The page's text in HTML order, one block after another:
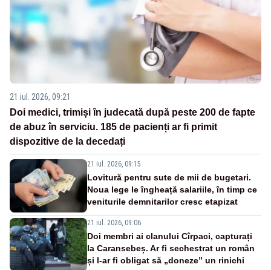
21 iul. 2026, 09:21
Doi medici, trimiși în judecată după peste 200 de fapte
de abuz în serviciu. 185 de pacienți ar fi primit
dispozitive de la decedați
21 iul. 2026, 09:15
Lovitură pentru sute de mii de bugetari.
Noua lege le îngheață salariile, în timp ce
veniturile demnitarilor cresc etapizat
21 iul. 2026, 09:06
Doi membri ai clanului Cîrpaci, capturați
la Caransebeș. Ar fi sechestrat un român
și l-ar fi obligat să „doneze” un rinichi